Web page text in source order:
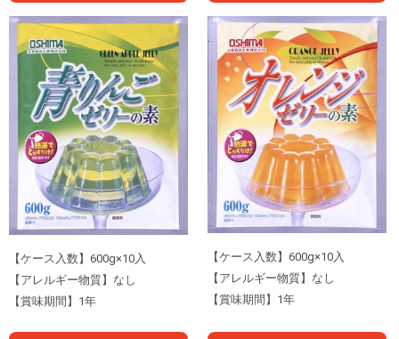
【ケース入数】600g×10入
【アレルギー物質】なし
【賞味期間】1年
【ケース入数】600g×10入
【アレルギー物質】なし
【賞味期間】1年